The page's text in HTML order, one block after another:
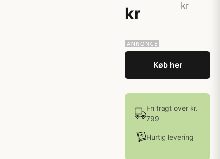
kr
kr
Køb her
Fri fragt over kr.
799
Hurtig levering